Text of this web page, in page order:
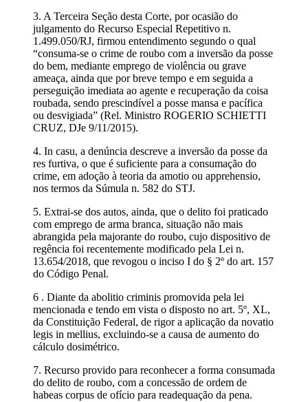
3. A Terceira Seção desta Corte, por ocasião do
julgamento do Recurso Especial Repetitivo n.
1.499.050/RJ, firmou entendimento segundo o qual
“consuma-se o crime de roubo com a inversão da posse
do bem, mediante emprego de violência ou grave
ameaça, ainda que por breve tempo e em seguida a
perseguição imediata ao agente e recuperação da coisa
roubada, sendo prescindível a posse mansa e pacífica
ou desvigiada” (Rel. Ministro ROGERIO SCHIETTI
CRUZ, DJe 9/11/2015).
4. In casu, a denúncia descreve a inversão da posse da
res furtiva, o que é suficiente para a consumação do
crime, em adoção à teoria da amotio ou apprehensio,
nos termos da Súmula n. 582 do STJ.
5. Extrai-se dos autos, ainda, que o delito foi praticado
com emprego de arma branca, situação não mais
abrangida pela majorante do roubo, cujo dispositivo de
regência foi recentemente modificado pela Lei n.
13.654/2018, que revogou o inciso I do § 2º do art. 157
do Código Penal.
6 . Diante da abolitio criminis promovida pela lei
mencionada e tendo em vista o disposto no art. 5º, XL,
da Constituição Federal, de rigor a aplicação da novatio
legis in mellius, excluindo-se a causa de aumento do
cálculo dosimétrico.
7. Recurso provido para reconhecer a forma consumada
do delito de roubo, com a concessão de ordem de
habeas corpus de ofício para readequação da pena.